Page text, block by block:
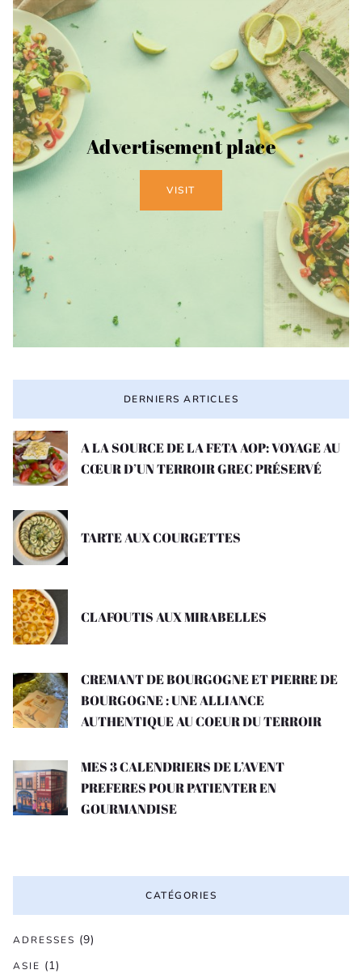
Advertisement place
VISIT
DERNIERS ARTICLES
A LA SOURCE DE LA FETA AOP: VOYAGE AU
CŒUR D’UN TERROIR GREC PRÉSERVÉ
TARTE AUX COURGETTES
CLAFOUTIS AUX MIRABELLES
CREMANT DE BOURGOGNE ET PIERRE DE
BOURGOGNE : UNE ALLIANCE
AUTHENTIQUE AU COEUR DU TERROIR
MES 3 CALENDRIERS DE L’AVENT
PREFERES POUR PATIENTER EN
GOURMANDISE
CATÉGORIES
ADRESSES (9)
ASIE (1)